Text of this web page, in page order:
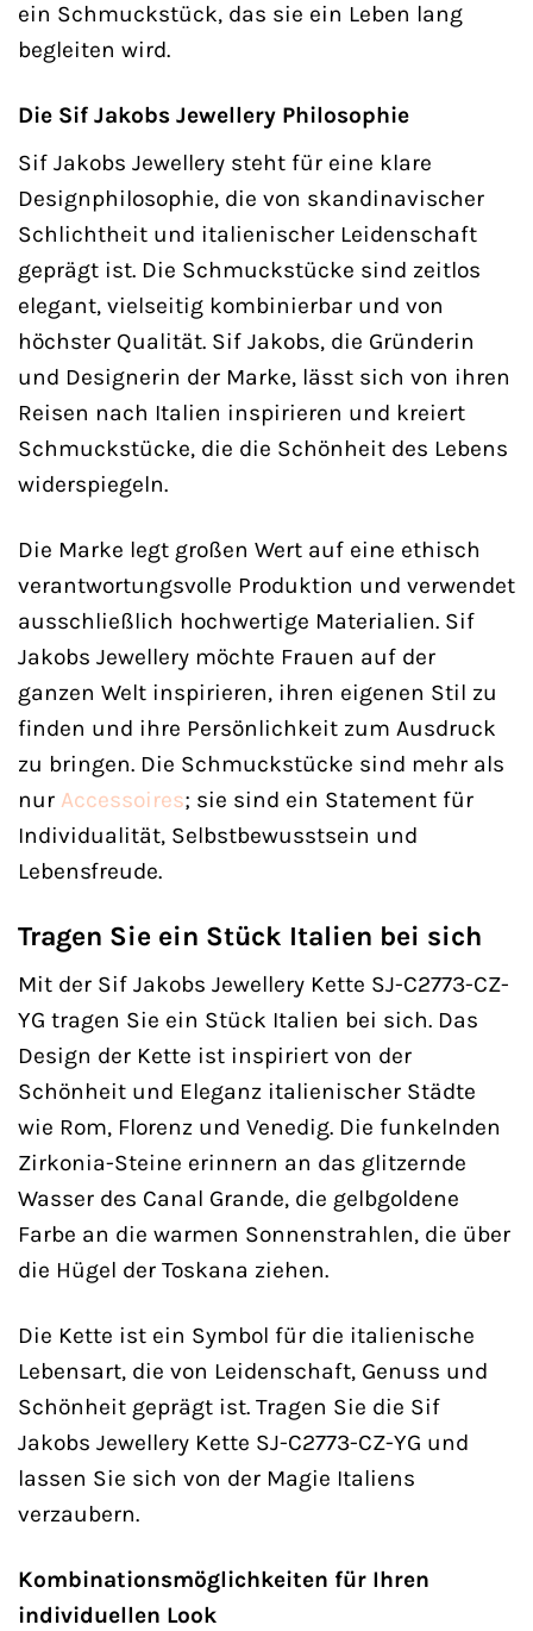
ein Schmuckstück, das sie ein Leben lang
begleiten wird.
Die Sif Jakobs Jewellery Philosophie
Sif Jakobs Jewellery steht für eine klare
Designphilosophie, die von skandinavischer
Schlichtheit und italienischer Leidenschaft
geprägt ist. Die Schmuckstücke sind zeitlos
elegant, vielseitig kombinierbar und von
höchster Qualität. Sif Jakobs, die Gründerin
und Designerin der Marke, lässt sich von ihren
Reisen nach Italien inspirieren und kreiert
Schmuckstücke, die die Schönheit des Lebens
widerspiegeln.
Die Marke legt großen Wert auf eine ethisch
verantwortungsvolle Produktion und verwendet
ausschließlich hochwertige Materialien. Sif
Jakobs Jewellery möchte Frauen auf der
ganzen Welt inspirieren, ihren eigenen Stil zu
finden und ihre Persönlichkeit zum Ausdruck
zu bringen. Die Schmuckstücke sind mehr als
nur Accessoires; sie sind ein Statement für
Individualität, Selbstbewusstsein und
Lebensfreude.
Tragen Sie ein Stück Italien bei sich
Mit der Sif Jakobs Jewellery Kette SJ-C2773-CZ-
YG tragen Sie ein Stück Italien bei sich. Das
Design der Kette ist inspiriert von der
Schönheit und Eleganz italienischer Städte
wie Rom, Florenz und Venedig. Die funkelnden
Zirkonia-Steine erinnern an das glitzernde
Wasser des Canal Grande, die gelbgoldene
Farbe an die warmen Sonnenstrahlen, die über
die Hügel der Toskana ziehen.
Die Kette ist ein Symbol für die italienische
Lebensart, die von Leidenschaft, Genuss und
Schönheit geprägt ist. Tragen Sie die Sif
Jakobs Jewellery Kette SJ-C2773-CZ-YG und
lassen Sie sich von der Magie Italiens
verzaubern.
Kombinationsmöglichkeiten für Ihren
individuellen Look